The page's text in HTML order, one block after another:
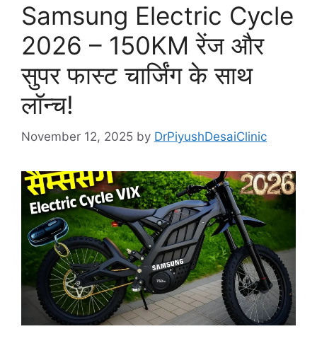
Samsung Electric Cycle
2026 – 150KM रेंज और
सुपर फास्ट चार्जिंग के साथ
लॉन्च!
November 12, 2025 by DrPiyushDesaiClinic